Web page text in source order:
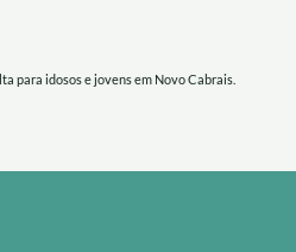
para idosos e jovens em Novo Cabrais.